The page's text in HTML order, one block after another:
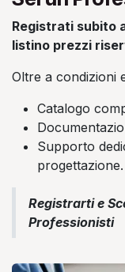
Registrati subito
listino prezzi
Oltre a condizioni
Catalogo
Supporto
progettazione.
Registrarti e
Professionisti